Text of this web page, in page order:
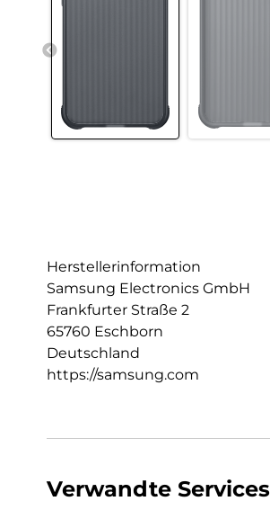
Herstellerinformation
Samsung Electronics GmbH
Frankfurter Straße 2
65760 Eschborn
Deutschland
https://samsung.com
Verwandte Services